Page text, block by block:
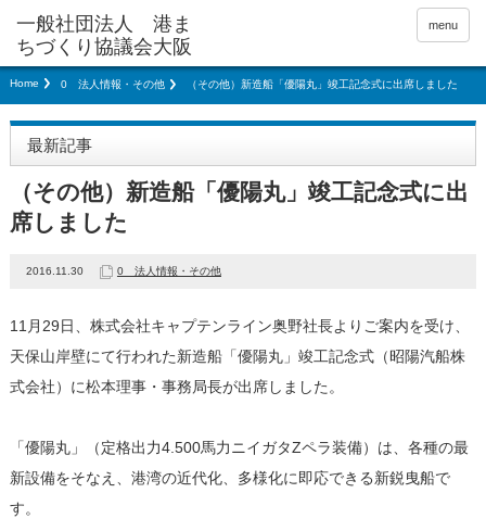
menu
Home 0 法人情報・その他 （その他）新造船「優陽丸」竣工記念式に出席しました
最新記事
（その他）新造船「優陽丸」竣工記念式に出
席しました
2016.11.30 0 法人情報・その他
11月29日、株式会社キャプテンライン奥野社長よりご案内を受け、
天保山岸壁にて行われた新造船「優陽丸」竣工記念式（昭陽汽船株
式会社）に松本理事・事務局長が出席しました。
「優陽丸」（定格出力4.500馬力ニイガタZペラ装備）は、各種の最
新設備をそなえ、港湾の近代化、多様化に即応できる新鋭曳船で
す。